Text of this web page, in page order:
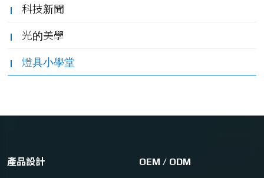
科技新聞
光的美學
燈具小學堂
產品設計 OEM / ODM